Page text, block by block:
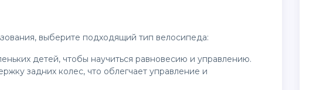
выберите подходящий тип велосипеда:
детей, чтобы научиться равновесию и управлению.
задних колес, что облегчает управление и